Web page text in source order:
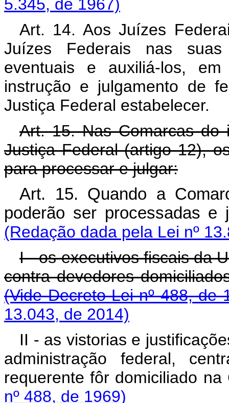
5.345, de 1967)
Art. 14. Aos Juízes
Juízes Federais nas
eventuais e auxiliá-los,
instrução e julgamento de
Justiça Federal estabelecer.
Art. 15. Nas Comarcas do
Justiça Federal (artigo 12),
para processar e julgar:
Art. 15. Quando a
poderão ser
(Redação dada pela Lei nº
I - os executivos fiscais da
contra devedores
(Vide Decreto-Lei nº 488, de
13.043, de 2014)
II - as vistorias e
administração federal,
requerente fôr
nº 488, de 1969)